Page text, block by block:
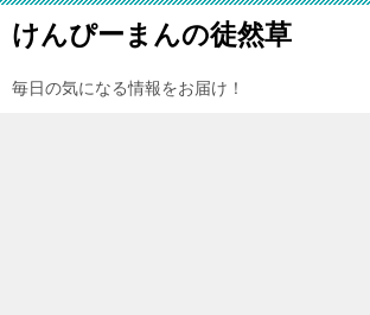
けんぴーまんの徒然草
毎日の気になる情報をお届け！